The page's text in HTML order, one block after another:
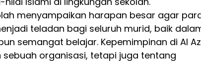
menyampaikan harapan besar agar
teladan bagi seluruh murid, baik
semangat belajar. Kepemimpinan di Al
organisasi, tetapi juga tentang